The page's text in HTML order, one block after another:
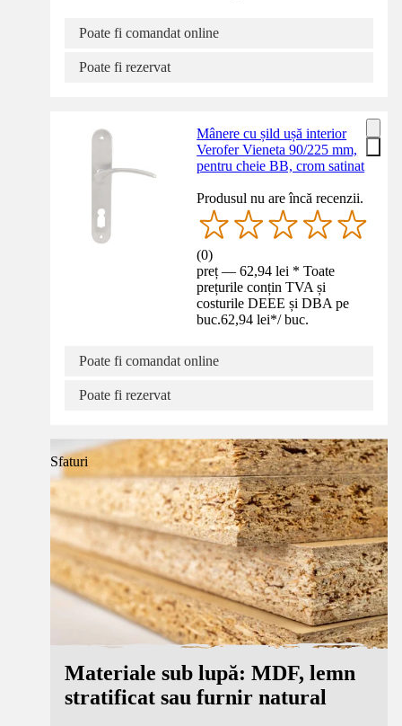
Poate fi comandat online
Poate fi rezervat
Mânere cu șild ușă interior
Verofer Vieneta 90/225 mm,
pentru cheie BB, crom satinat
Produsul nu are încă recenzii.
(0)
preț — 62,94 lei * Toate
prețurile conțin TVA și
costurile DEEE și DBA pe
buc.62,94 lei*/ buc.
Poate fi comandat online
Poate fi rezervat
Sfaturi
Materiale sub lupă: MDF, lemn
stratificat sau furnir natural